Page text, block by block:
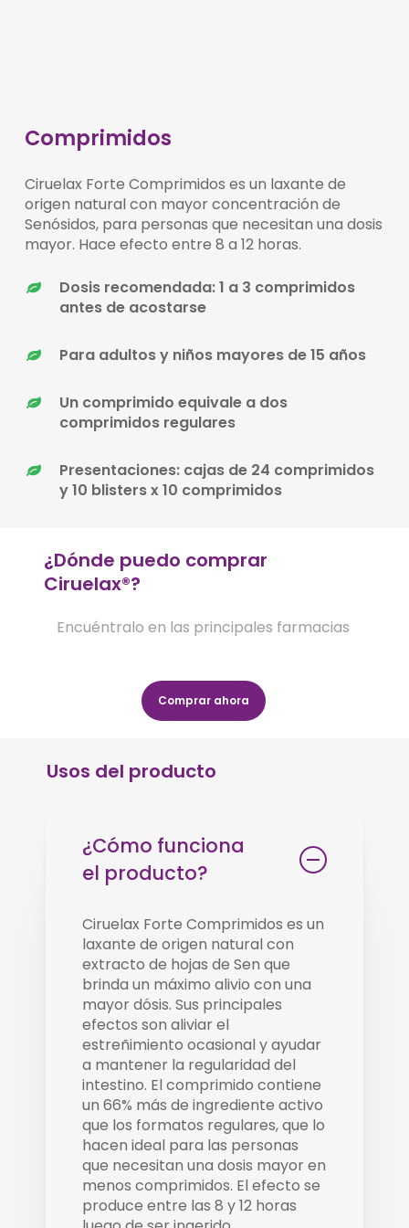
Comprimidos
Ciruelax Forte Comprimidos es un laxante de
origen natural con mayor concentración de
Senósidos, para personas que necesitan una dosis
mayor. Hace efecto entre 8 a 12 horas.
Dosis recomendada: 1 a 3 comprimidos
antes de acostarse
Para adultos y niños mayores de 15 años
Un comprimido equivale a dos
comprimidos regulares
Presentaciones: cajas de 24 comprimidos
y 10 blisters x 10 comprimidos
¿Dónde puedo comprar
Ciruelax®?
Encuéntralo en las principales farmacias
Comprar ahora
Usos del producto
¿Cómo funciona
el producto?
Ciruelax Forte Comprimidos es un
laxante de origen natural con
extracto de hojas de Sen que
brinda un máximo alivio con una
mayor dósis. Sus principales
efectos son aliviar el
estreñimiento ocasional y ayudar
a mantener la regularidad del
intestino. El comprimido contiene
un 66% más de ingrediente activo
que los formatos regulares, que lo
hacen ideal para las personas
que necesitan una dosis mayor en
menos comprimidos. El efecto se
produce entre las 8 y 12 horas